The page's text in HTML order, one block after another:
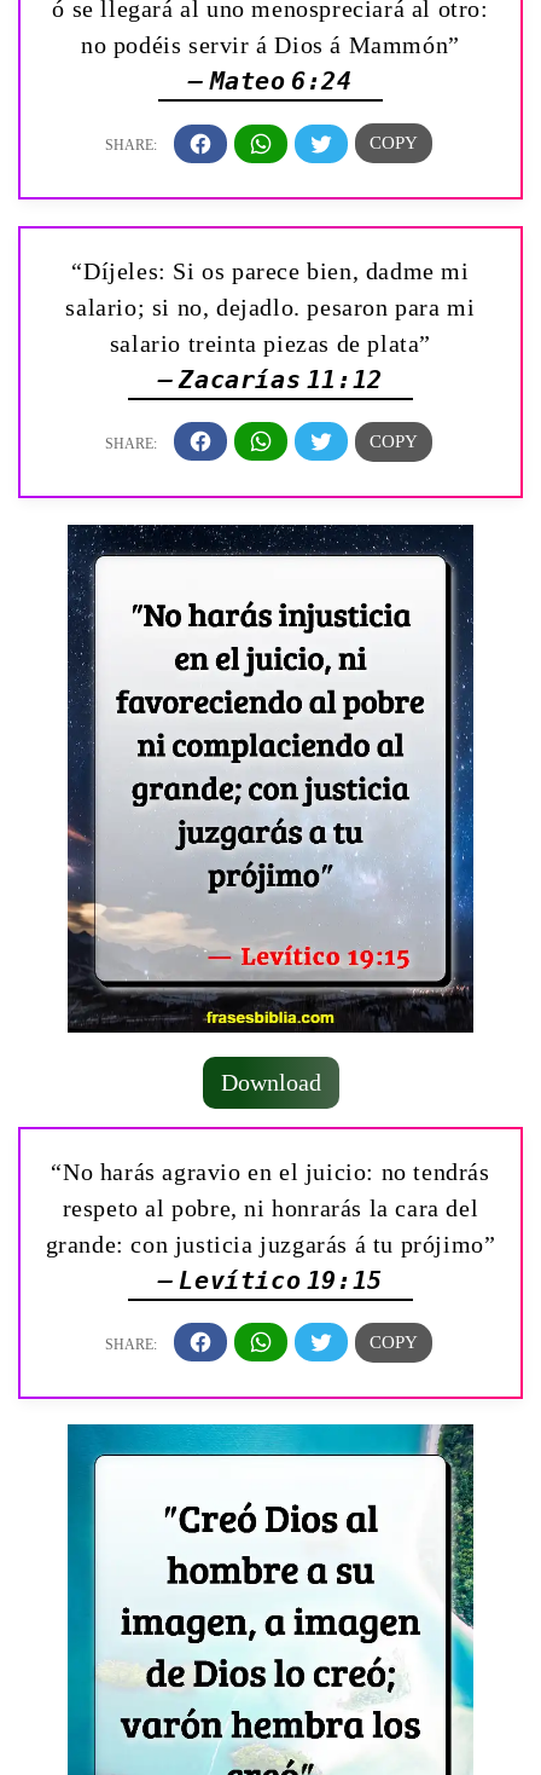
ó se llegará al uno menospreciará al otro:
no podéis servir á Dios á Mammón”
— Mateo 6:24
“Díjeles: Si os parece bien, dadme mi
salario; si no, dejadlo. pesaron para mi
salario treinta piezas de plata”
— Zacarías 11:12
Download
“No harás agravio en el juicio: no tendrás
respeto al pobre, ni honrarás la cara del
grande: con justicia juzgarás á tu prójimo”
— Levítico 19:15